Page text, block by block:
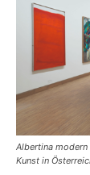
Albertina modern
Kunst in